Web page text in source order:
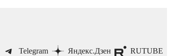
Telegram Яндекс.Дзен RUTUBE